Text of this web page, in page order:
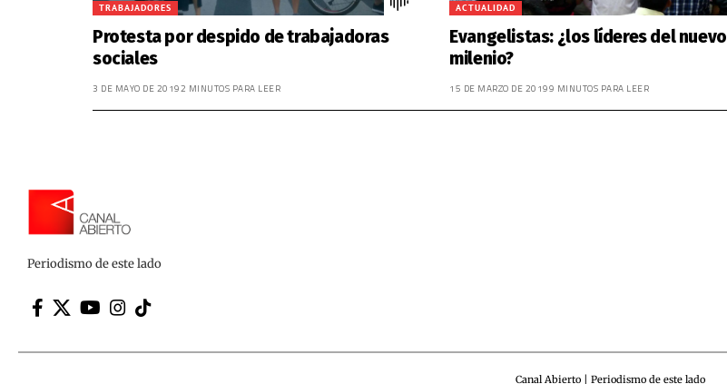
TRABAJADORES
Protesta por despido de trabajadoras
sociales
3 DE MAYO DE 20192 MINUTOS PARA LEER
ACTUALIDAD
Evangelistas: ¿los líderes del nuevo
milenio?
15 DE MARZO DE 20199 MINUTOS PARA LEER
Periodismo de este lado
Canal Abierto | Periodismo de este lado